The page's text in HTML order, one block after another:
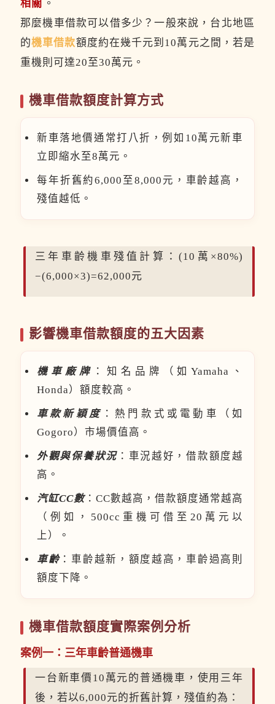
相關 。
那麼機車借款可以借多少？一般來說，台北地區
的機車借款額度約在幾千元到10萬元之間，若是
重機則可達20至30萬元。
機車借款額度計算方式
新車落地價通常打八折，例如10萬元新車
立即縮水至8萬元。
每年折舊約6,000至8,000元，車齡越高，
殘值越低。
三年車齡機車殘值計算：(10萬×80%)
−(6,000×3)=62,000元
影響機車借款額度的五大因素
機車廠牌 ：知名品牌（如Yamaha、
Honda）額度較高。
車款新穎度 ：熱門款式或電動車（如
Gogoro）市場價值高。
外觀與保養狀況：車況越好，借款額度越
高。
汽缸CC數：CC數越高，借款額度通常越高
（例如，500cc重機可借至20萬元以
上）。
車齡：車齡越新，額度越高，車齡過高則
額度下降。
機車借款額度實際案例分析
案例一：三年車齡普通機車
一台新車價10萬元的普通機車，使用三年
後，若以6,000元的折舊計算，殘值約為：